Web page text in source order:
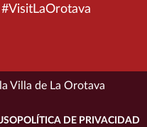
Villa de La Orotava
POLÍTICA DE PRIVACIDAD